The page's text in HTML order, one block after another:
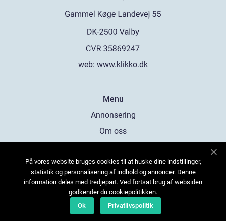
web: www.klikko.dk
Menu
Annonsering
Om oss
Kontakta oss
Sitemap
På vores website bruges cookies til at huske dine indstillinger,
statistik og personalisering af indhold og annoncer. Denne
information deles med tredjepart. Ved fortsat brug af websiden
godkender du cookiepolitikken.
Ok
Privatlivspolitik